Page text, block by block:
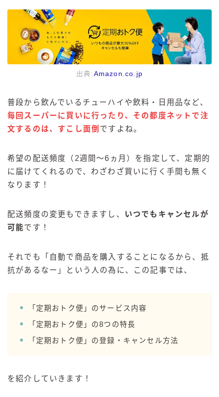
こだわり酒場
ほろよい
BAR Pomum（バー・ポームム）
角ハイボール
トリスハイボール
GREEN1/2（グリーンハーフ）
鏡月焼酎ハイ
アサヒ
樽ハイ倶楽部
サッポロ
99.99（フォーナイン）
レモン・ザ・リッチ
男梅サワー
出典: Amazon.co.jp
普段から飲んでいるチューハイや飲料・日用品など、
毎回スーパーに買いに行ったり、その都度ネットで注
文するのは、すこし面倒 ですよね。
希望の配送頻度（2週間～6ヵ月）を指定して、定期的
に届けてくれるので、わざわざ買いに行く手間も無く
なります！
配送頻度の変更もできますし、 いつでもキャンセルが
可能です！
それでも「自動で商品を購入することになるから、抵
抗があるなー」という人の為に、この記事では、
「定期おトク便」のサービス内容
「定期おトク便」の8つの特長
「定期おトク便」の登録・キャンセル方法
を紹介していきます！